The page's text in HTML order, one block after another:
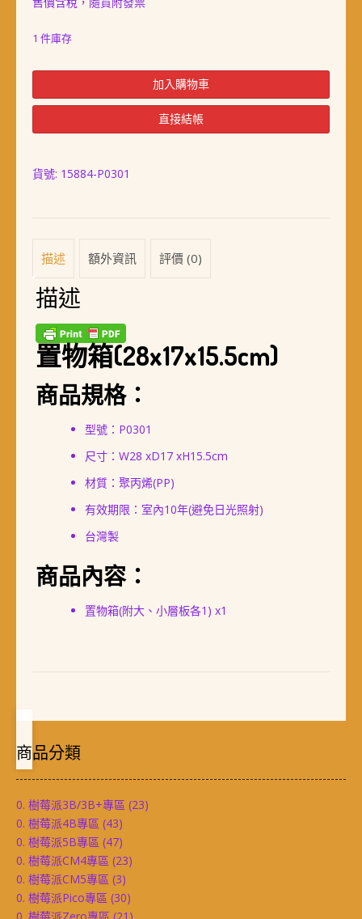
1 件庫存
物
箱
(28x17x15.5cm)
加入購物車
直接結帳
貨號: 15884-P0301
描述 額外資訊 評價 (0)
描述
置物箱(28x17x15.5cm)
商品規格：
型號：P0301
尺寸：W28 xD17 xH15.5cm
材質：聚丙烯(PP)
有效期限：室內10年(避免日光照射)
台灣製
商品內容：
置物箱(附大、小層板各1) x1
商品分類
0. 樹莓派3B/3B+專區 (23)
0. 樹莓派4B專區 (43)
0. 樹莓派5B專區 (47)
0. 樹莓派CM4專區 (23)
0. 樹莓派CM5專區 (3)
0. 樹莓派Pico專區 (30)